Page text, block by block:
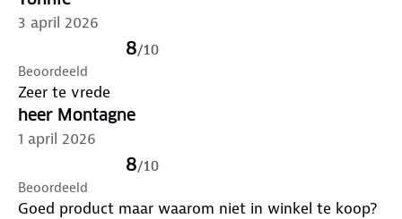
3 april 2026
8/10
Beoordeeld
Zeer te vrede
heer Montagne
1 april 2026
8/10
Beoordeeld
Goed product maar waarom niet in winkel te koop?